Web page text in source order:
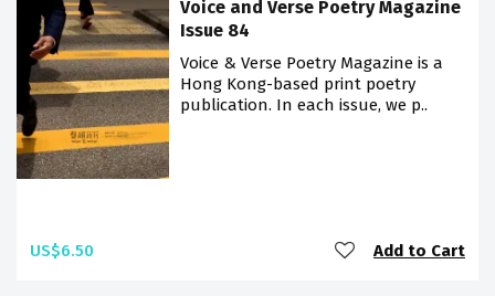
Voice and Verse Poetry Magazine
Issue 84
Voice & Verse Poetry Magazine is a
Hong Kong-based print poetry
publication. In each issue, we p..
US$6.50 Add to Cart